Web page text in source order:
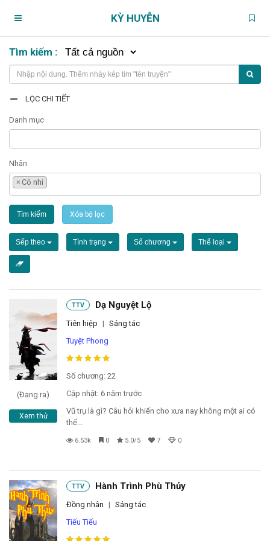
KỲ HUYỄN
Tìm kiếm :
LỌC CHI TIẾT
Danh mục
Nhãn
× Cô nhi
Tìm kiếm Xóa bộ lọc
Sếp theo Tình trạng Số chương Thể loại
(Đang ra)
Xem thử
TTV Dạ Nguyệt Lộ
Tiên hiệp | Sáng tác
Tuyệt Phong
Số chương: 22
Cập nhật: 6 năm trước
Vũ trụ là gì? Câu hỏi khiến cho xưa nay không một ai có
thể...
6.53k 0 5.0/5 7 0
TTV Hành Trình Phù Thủy
Đồng nhân | Sáng tác
Tiếu Tiếu
Trang chủ
Chương chưa xem
Tìm truyện
Đăng nhập
Liên hệ